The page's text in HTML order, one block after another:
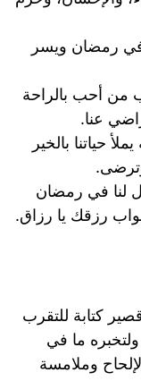
في رمضان ويسر
من أحب بالراحة
عنا.
حياتنا بالخير
لنا في رمضان
رزقك يا رزاق.
كتابة للتقرب
ما في
وملامسة